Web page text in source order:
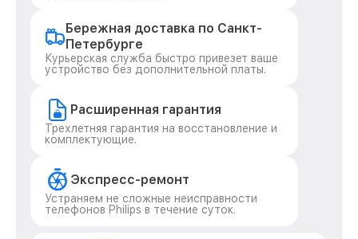
Бережная доставка по Санкт-
Петербурге
Курьерская служба быстро привезет ваше
устройство без дополнительной платы.
Расширенная гарантия
Трехлетняя гарантия на восстановление и
комплектующие.
Экспресс-ремонт
Устраняем не сложные неисправности
телефонов Philips в течение суток.